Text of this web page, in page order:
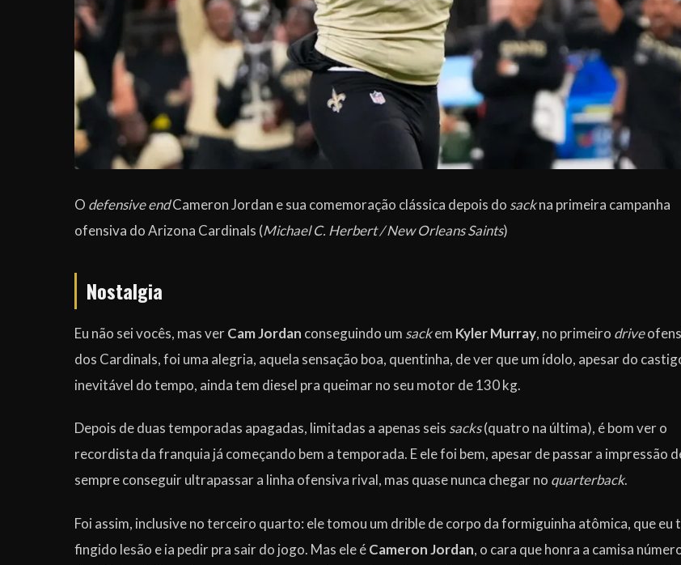
O defensive endCameron Jordan e sua comemoração clássica depois do sackna primeira campanha
ofensiva do Arizona Cardinals (Michael C. Herbert / New Orleans Saints)
Nostalgia
Eu não sei vocês, mas verCam Jordan conseguindo um sackem Kyler Murray, no primeiro drive
dos Cardinals, foi uma alegria, aquela sensação boa, quentinha, de ver que um ídolo, apesar do
inevitável do tempo, ainda tem diesel pra queimar no seu motor de 130 kg.
Depois de duas temporadas apagadas, limitadas a apenas seis sacks(quatro na última), é bom ver o
recordista da franquia já começando bem a temporada. E ele foi bem, apesar de passar a impressão
sempre conseguir ultrapassar a linha ofensiva rival, mas quase nunca chegar no quarterback.
Foi assim, inclusive no terceiro quarto: ele tomou um drible de corpo da formiguinha atômica, que eu
fingido lesão e ia pedir pra sair do jogo. Mas ele éCameron Jordan, o cara que honra a camisa